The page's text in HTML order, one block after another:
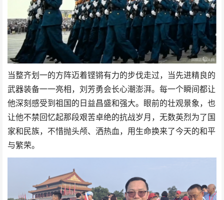
当整齐划一的方阵迈着铿锵有力的步伐走过，当先进精良的
武器装备一一亮相，刘芳勇会长心潮澎湃。每一个瞬间都让
他深刻感受到祖国的日益昌盛和强大。眼前的壮观景象，也
让他不禁回忆起那段艰苦卓绝的抗战岁月，无数英烈为了国
家和民族，不惜抛头颅、洒热血，用生命换来了今天的和平
与繁荣。